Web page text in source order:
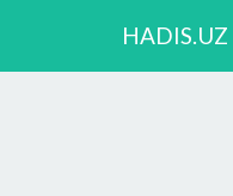
HADIS.UZ